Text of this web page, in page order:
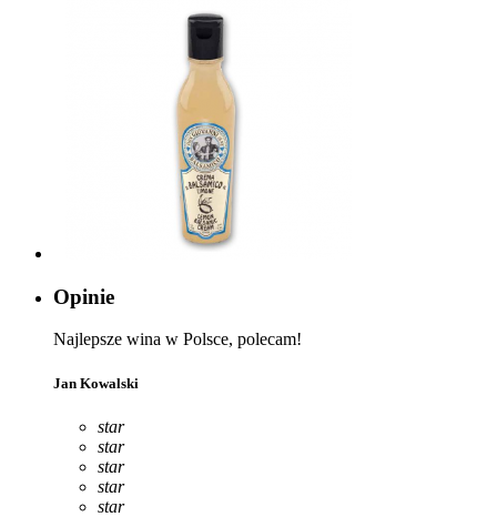
Opinie
Najlepsze wina w Polsce, polecam!
Jan Kowalski
star
star
star
star
star